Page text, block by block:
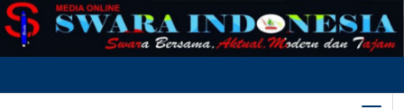
Skip
to
content